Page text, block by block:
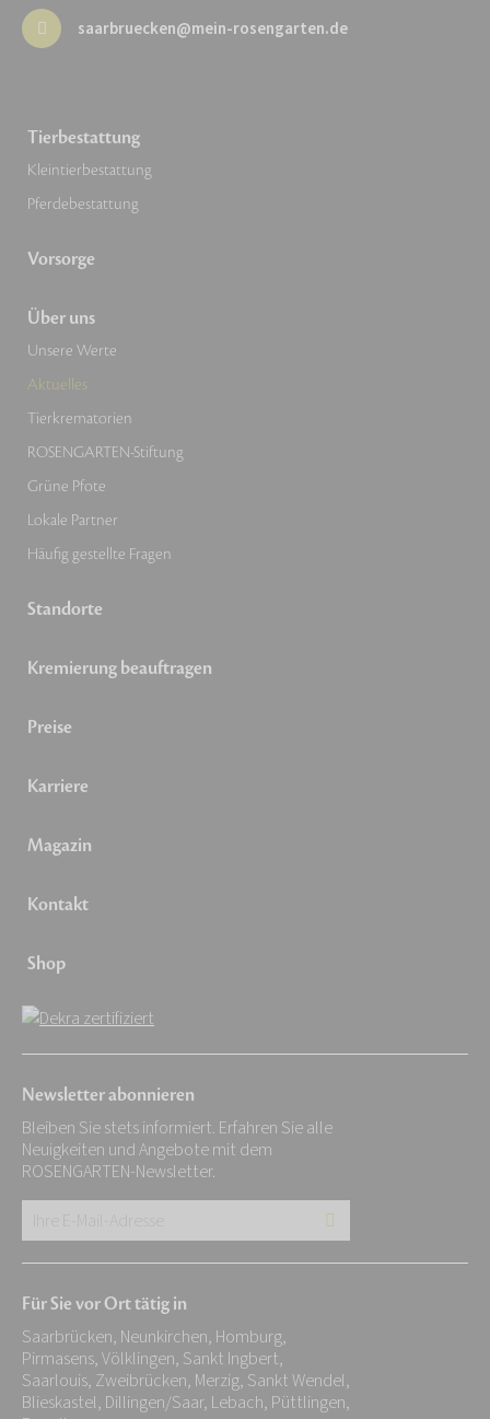
saarbruecken@mein-rosengarten.de
Tierbestattung
Kleintierbestattung
Pferdebestattung
Vorsorge
Über uns
Unsere Werte
Aktuelles
Tierkrematorien
ROSENGARTEN-Stiftung
Grüne Pfote
Lokale Partner
Häufig gestellte Fragen
Standorte
Kremierung beauftragen
Preise
Karriere
Magazin
Kontakt
Shop
Newsletter abonnieren
Bleiben Sie stets informiert. Erfahren Sie alle
Neuigkeiten und Angebote mit dem
ROSENGARTEN-Newsletter.
Adresse:
*
Für Sie vor Ort tätig in
Saarbrücken, Neunkirchen, Homburg,
Pirmasens, Völklingen, Sankt Ingbert,
Saarlouis, Zweibrücken, Merzig, Sankt Wendel,
Blieskastel, Dillingen/Saar, Lebach, Püttlingen,